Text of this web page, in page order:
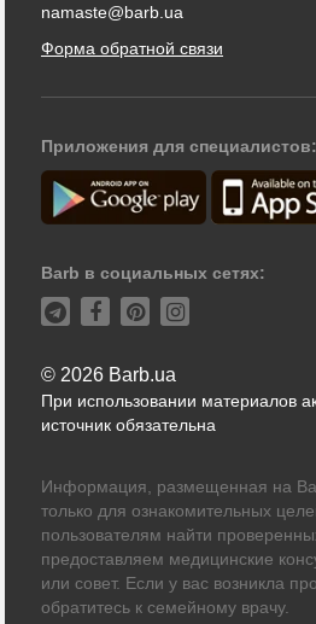
namaste@barb.ua
Форма обратной связи
Приложения для специалистов:
Barb в социальных сетях:
© 2026 Barb.ua
При использовании материалов
источник обязательна
Информация, размещенная на
только для ознакомительных
пользователям найти
предоставляем медицинские
или совет. Если у вас возникла
обратитесь к семейному врачу.